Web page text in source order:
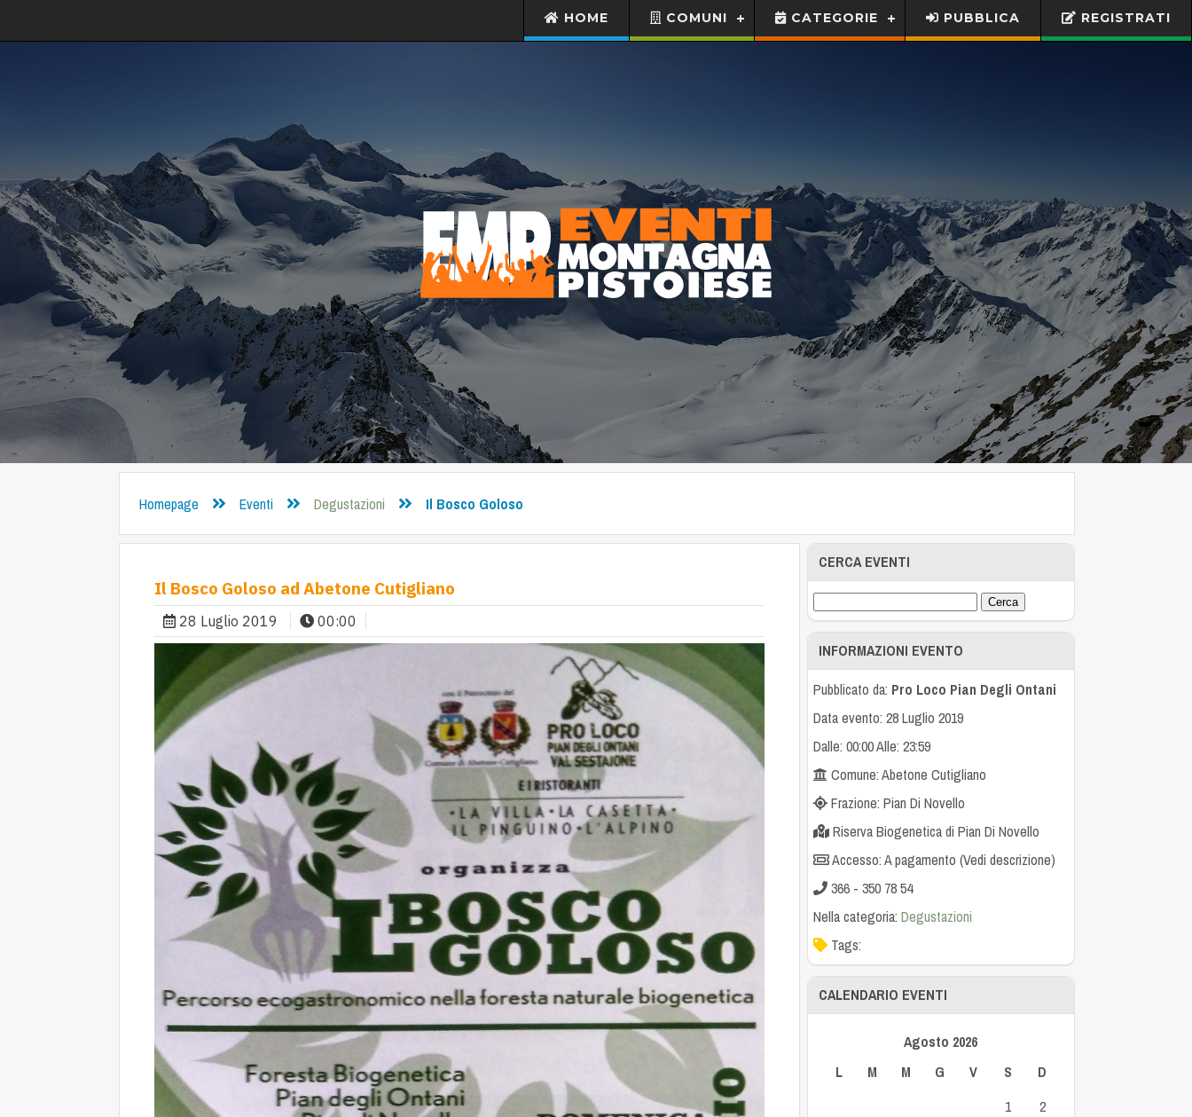
HOME COMUNI CATEGORIE PUBBLICA REGISTRATI
Homepage Eventi Degustazioni Il Bosco Goloso
Il Bosco Goloso ad Abetone Cutigliano
28 Luglio 2019 00:00
CERCA EVENTI
INFORMAZIONI EVENTO
Pubblicato da: Pro Loco Pian Degli Ontani
Data evento: 28 Luglio 2019
Dalle: 00:00 Alle: 23:59
Comune: Abetone Cutigliano
Frazione: Pian Di Novello
Riserva Biogenetica di Pian Di Novello
Accesso: A pagamento (Vedi descrizione)
366 - 350 78 54
Nella categoria:Degustazioni
Tags:
CALENDARIO EVENTI
Agosto 2026
L
M M G V S D
1
2